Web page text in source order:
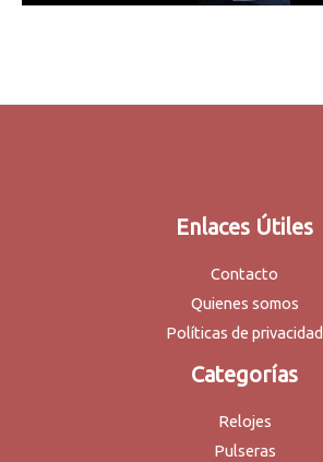
Enlaces Útiles
Contacto
Quienes somos
Políticas de privacidad
Categorías
Relojes
Pulseras